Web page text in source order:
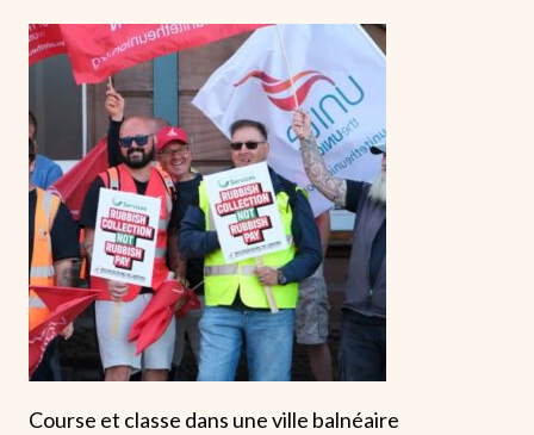
Course et classe dans une ville balnéaire